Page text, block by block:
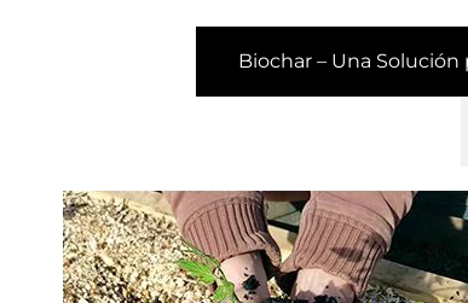
Biochar – Una Solución